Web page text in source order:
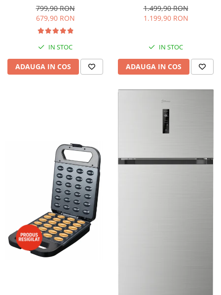
interioara, H 84 cm, Negru
799,90 RON
679,90 RON
IN STOC
ADAUGA IN COS
Iluminare LED, Termostat
Reglabil, H 147 cm, Negru
1.499,90 RON
1.199,90 RON
IN STOC
ADAUGA IN COS